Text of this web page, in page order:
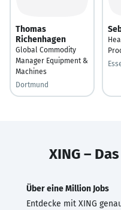
Thomas
Richenhagen
Global Commodity
Manager Equipment &
Machines
Dortmund
XING –
Über eine Million Jobs
Entdecke mit XING